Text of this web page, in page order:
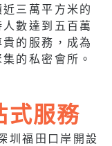
三萬平方米的
數達到五百萬
的服務，成為
的私密會所。
式服務
圳福田口岸開設